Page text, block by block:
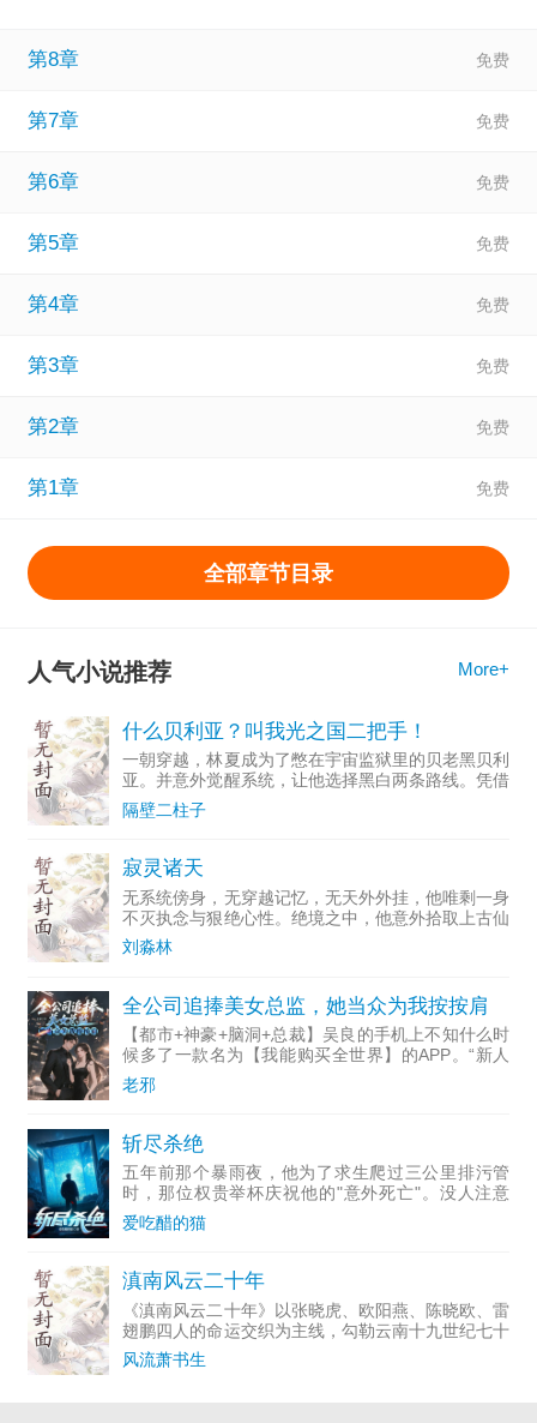
随即站了起来，拍了拍我的脸。 \"嗯，乖了。\" \
第8章
第7章
第6章
第5章
第4章
第3章
第2章
第1章
全部章节目录
人气小说推荐 More+
什么贝利亚？叫我光之国二把手！
一朝穿越，林夏成为了憋在宇宙监狱里的贝老黑贝利
亚。并意外觉醒系统，让他选择黑白两条路线。凭借
对剧情的了解，林夏甚至在奥特曼这个阴到没边的唯
心世界，选择加入黑暗阵营无疑是最傻叉的行为。于
隔壁二柱子
寂灵诸天
无系统傍身，无穿越记忆，无天外外挂，他唯剩一身
不灭执念与狠绝心性。绝境之中，他意外拾取上古仙
域破碎残留的本源灵韵，窥见崩坏天地背后的隐秘，
自此挣脱凡尘桎梏，踏上无人踏足的逆修之路。凡尘
刘淼林
全公司追捧美女总监，她当众为我按按肩
【都市+神豪+脑洞+总裁】吴良的手机上不知什么时
候多了一款名为【我能购买全世界】的APP。“新人
福利！”“0.01元：霸道总监按摩服务一次。”“0.02
元：哈雷戴维森2026款CVOTriGlide机
老邪
斩尽杀绝
五年前那个暴雨夜，他为了求生爬过三公里排污管
时，那位权贵举杯庆祝他的"意外死亡"。没人注意
到，监控里那个浑身溃烂的"尸体"，指甲深深抠进了
刻着仇人名字的下水道铁盖。五年后，当私人飞机降
爱吃醋的猫
滇南风云二十年
《滇南风云二十年》以张晓虎、欧阳燕、陈晓欧、雷
翅鹏四人的命运交织为主线，勾勒云南十九世纪七十
年末代至九十年代黑道风云的起落沉浮，扎根多民族
聚居与边境口岸的地域特色。上世纪七十年代末，雷
风流萧书生